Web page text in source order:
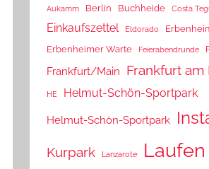
Aukamm Berlin Buchheide Costa
Einkaufszettel Eldorado
Erbenheimer Warte
Feierabendrunde
Frankfurt/Main Frankfurt am
HE Helmut-Schön-Sportpark
Helmut-Schön-Sportpark
Kurpark Lanzarote Laufen